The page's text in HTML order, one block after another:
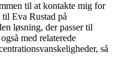
til at kontakte mig for
Eva Rustad på
løsning, der passer til
med relaterede
så